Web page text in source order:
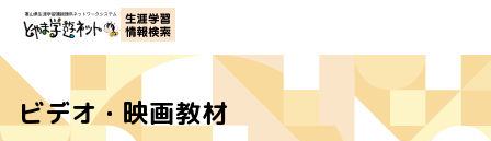
ビデオ・映画教材